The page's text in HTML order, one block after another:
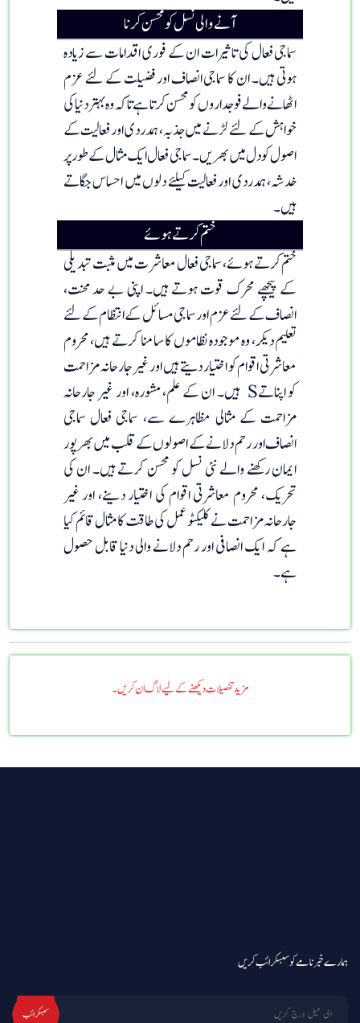
آنے والی نسل کو محسن کرنا
سماجی فعال کی تاثیرات ان کے فوری اقدامات سے زیادہ
ہوتی ہیں۔ ان کا سماجی انصاف اور فضیلت کے لئے عزم
اٹھانے والے فوجداروں کو محسن کرتا ہے تاکہ وہ بہتر دنیا کی
خواہش کے لئے لڑنے میں جذبہ، ہمدردی اور فعالیت کے
اصول کو دل میں بھریں۔ سماجی فعال ایک مثال کے طور پر
خدشہ، ہمدردی اور فعالیت کیلئے دلوں میں احساس جگاتے
ہیں۔
ختم کرتے ہوئے
ختم کرتے ہوئے، سماجی فعال معاشرت میں مثبت تبدیلی
کے پیچھے محرک قوت ہوتے ہیں۔ اپنی بے حد محنت،
انصاف کے لئے عزم اور سماجی مسائل کے انتظام کے لئے
تعلیم دیکر، وہ موجودہ نظاموں کا سامنا کرتے ہیں، محروم
معاشرتی اقوام کو اختیار دیتے ہیں اور غیر جارحانہ مزاحمت
کو اپناتےS ہیں۔ ان کے علم، مشورہ، اور غیر جارحانہ
مزاحمت کے مثالی مظاہرے سے، سماجی فعال سماجی
انصاف اور رحم دلانے کے اصولوں کے قلب میں بھرپور
ایمان رکھنے والے نئی نسل کو محسن کرتے ہیں۔ ان کی
تحریک، محروم معاشرتی اقوام کی اختیار دینے، اور غیر
جارحانہ مزاحمت نے کلیکٹو عمل کی طاقت کا مثال قائم کیا
ہے کہ ایک انصافی اور رحم دلانے والی دنیا قابل حصول
ہے۔
مزید تفصیلات دیکھنے کے لیے لاگ ان کریں۔
ہمارے خبرنامے کو سبسکرائب کریں
سبسکرائب